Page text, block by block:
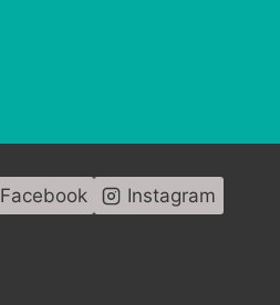
Facebook Instagram